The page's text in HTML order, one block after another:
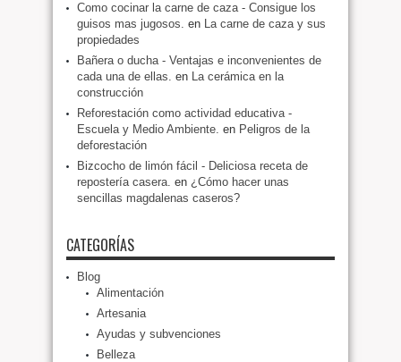
Como cocinar la carne de caza - Consigue los
guisos mas jugosos. en La carne de caza y sus
propiedades
Bañera o ducha - Ventajas e inconvenientes de
cada una de ellas. en La cerámica en la
construcción
Reforestación como actividad educativa -
Escuela y Medio Ambiente. en Peligros de la
deforestación
Bizcocho de limón fácil - Deliciosa receta de
repostería casera. en ¿Cómo hacer unas
sencillas magdalenas caseros?
CATEGORÍAS
Blog
Alimentación
Artesania
Ayudas y subvenciones
Belleza